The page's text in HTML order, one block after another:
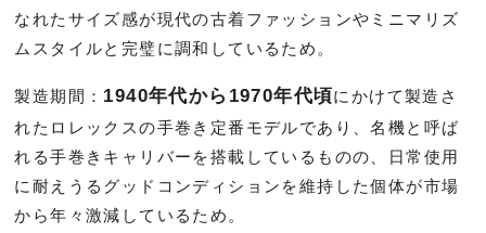
なれたサイズ感が現代の古着ファッションやミニマリズ
ムスタイルと完璧に調和しているため。
製造期間： 1940年代から1970年代頃にかけて製造さ
れたロレックスの手巻き定番モデルであり、名機と呼ば
れる手巻きキャリバーを搭載しているものの、日常使用
に耐えうるグッドコンディションを維持した個体が市場
から年々激減しているため。